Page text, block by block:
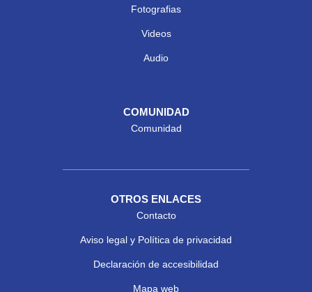
Fotografias
Videos
Audio
COMUNIDAD
Comunidad
OTROS ENLACES
Contacto
Aviso legal y Política de privacidad
Declaración de accesibilidad
Mapa web